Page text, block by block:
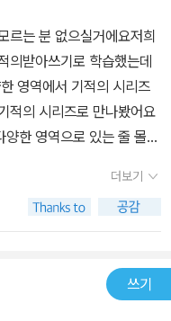
르는 분 없으실거에요저희
의받아쓰기로 학습했는데
영역에서 기적의 시리즈
적의 시리즈로 만나봤어요
한 영역으로 있는 줄 몰랐
다른 문제집으로 학습을
기적의 파닉스는 국어, 수
출간하는 어린이 전문 출판
어렸을때는 문제집은 문
더보기
쓰기